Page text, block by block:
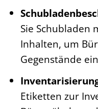
Sie Schubladen
Inhalten, um
Gegenstände
Etiketten zur